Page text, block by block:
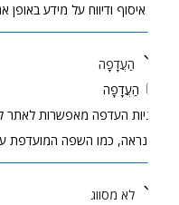
איסוף ודיווח על מידע באופן אנונימי.
הַעֲדָפָה
הַעֲדָפָה
העדפה מאפשרות לאתר
נראה, כמו השפה המועדפת עליכם
לא מסווג